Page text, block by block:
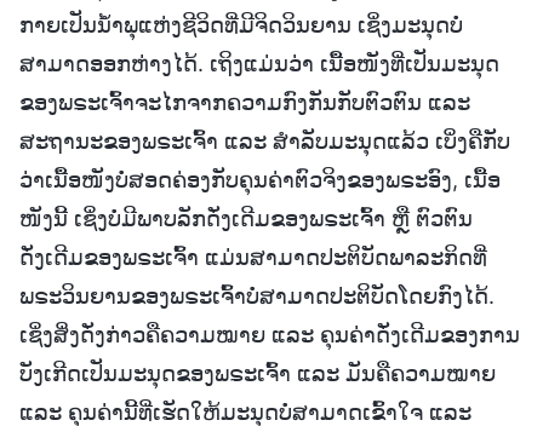
ກາຍເປັນນໍ້າພຸແຫ່ງຊີວິດທີ່ມີຈິດວິນຍານ ເຊິ່ງມະນຸດບໍ່
ສາມາດອອກຫ່າງໄດ້. ເຖິງແມ່ນວ່າ ເນື້ອໜັງທີ່ເປັນມະນຸດ
ຂອງພຣະເຈົ້າຈະໄກຈາກຄວາມກົງກັນກັບຕົວຕົນ ແລະ
ສະຖານະຂອງພຣະເຈົ້າ ແລະ ສຳລັບມະນຸດແລ້ວ ເບິ່ງຄືກັບ
ວ່າເນື້ອໜັງບໍ່ສອດຄ່ອງກັບຄຸນຄ່າຕົວຈິງຂອງພຣະອົງ, ເນື້ອ
ໜັງນີ້ ເຊິ່ງບໍ່ມີພາບລັກດັ່ງເດີມຂອງພຣະເຈົ້າ ຫຼື ຕົວຕົນ
ດັ່ງເດີມຂອງພຣະເຈົ້າ ແມ່ນສາມາດປະຕິບັດພາລະກິດທີ່
ພຣະວິນຍານຂອງພຣະເຈົ້າບໍ່ສາມາດປະຕິບັດໂດຍກົງໄດ້.
ເຊິ່ງສິ່ງດັ່ງກ່າວຄືຄວາມໝາຍ ແລະ ຄຸນຄ່າດັ່ງເດີມຂອງການ
ບັງເກີດເປັນມະນຸດຂອງພຣະເຈົ້າ ແລະ ມັນຄືຄວາມໝາຍ
ແລະ ຄຸນຄ່ານີ້ທີ່ເຮັດໃຫ້ມະນຸດບໍ່ສາມາດເຂົ້າໃຈ ແລະ